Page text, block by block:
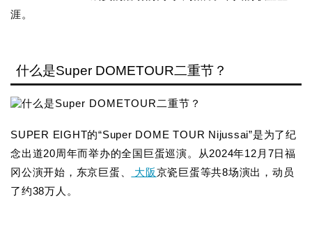
涯。
什么是Super DOMETOUR二重节？
SUPER EIGHT的“Super DOME TOUR Nijussai”是为了纪
念出道20周年而举办的全国巨蛋巡演。从2024年12月7日福
冈公演开始，东京巨蛋、
大阪京瓷巨蛋等共8场演出，动员
了约38万人。